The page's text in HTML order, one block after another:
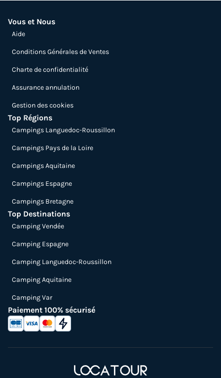
Vous et Nous
Aide
Conditions Générales de Ventes
Charte de confidentialité
Assurance annulation
Gestion des cookies
Top Régions
Campings Languedoc-Roussillon
Campings Pays de la Loire
Campings Aquitaine
Campings Espagne
Campings Bretagne
Top Destinations
Camping Vendée
Camping Espagne
Camping Languedoc-Roussillon
Camping Aquitaine
Camping Var
Paiement 100% sécurisé